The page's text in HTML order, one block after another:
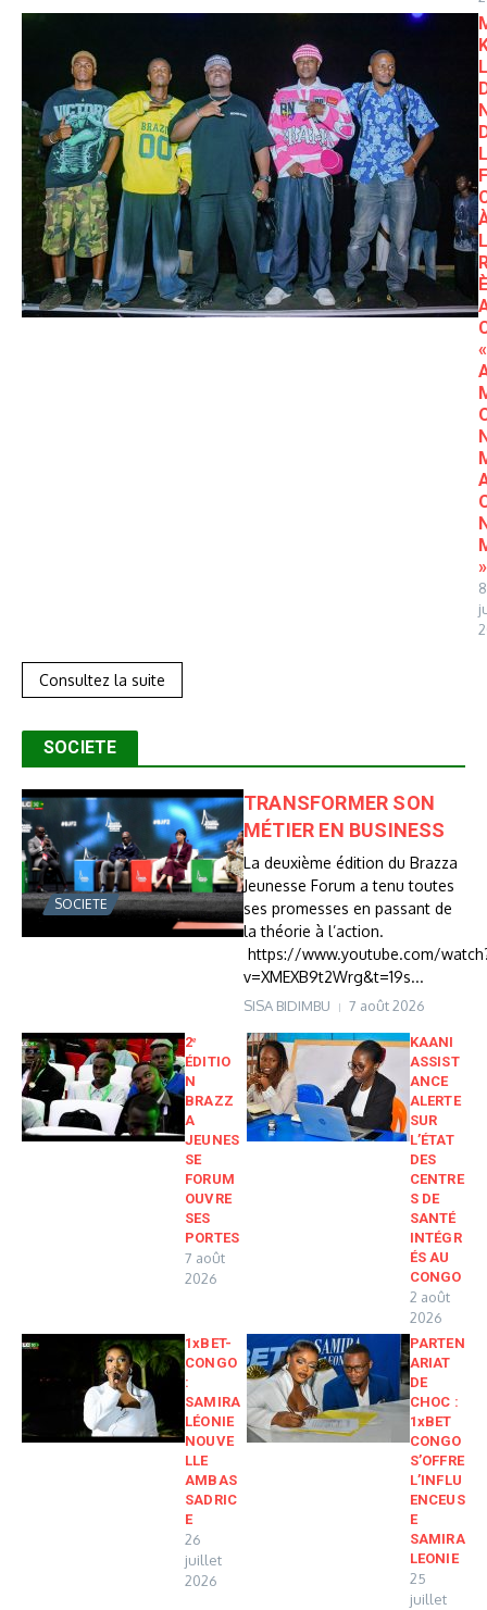
»
8
Consultez la suite
SOCIETE
SOCIETE
TRANSFORMER SON
MÉTIER EN BUSINESS
La deuxième édition du Brazza
Jeunesse Forum a tenu toutes
ses promesses en passant de
la théorie à l’action.
https://www.youtube.com/
v=XMEXB9t2Wrg&t=19s...
SISA BIDIMBU 7 août 2026
2ᵉ
ÉDITIO
N
BRAZZ
A
JEUNES
SE
FORUM
OUVRE
SES
PORTES
7 août
2026
KAANI
ASSIST
ANCE
ALERTE
SUR
L’ÉTAT
DES
CENTRE
S DE
SANTÉ
INTÉGR
ÉS AU
CONGO
2 août
2026
1xBET-
CONGO
:
SAMIRA
LÉONIE
NOUVE
LLE
AMBAS
SADRIC
E
26
juillet
2026
PARTEN
ARIAT
DE
CHOC :
1xBET
CONGO
S’OFFRE
L’INFLU
ENCEUS
E
SAMIRA
LEONIE
25
juillet